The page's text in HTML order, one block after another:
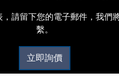
請留下您的電子郵件，我們
繫。
立即詢價